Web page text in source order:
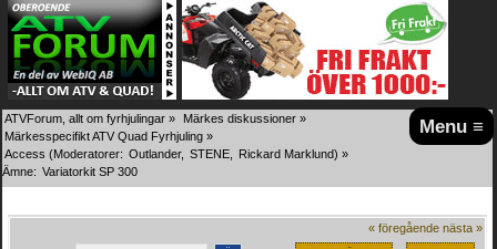
Menu ≡
ATVForum, allt om fyrhjulingar » Märkes diskussioner »
Märkesspecifikt ATV Quad Fyrhjuling »
Access (Moderatorer: Outlander, STENE Rickard Marklund) »
Ämne: Variatorkit SP 300
« föregående nästa »